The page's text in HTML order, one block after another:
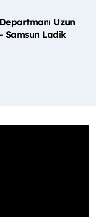
Uzun
Samsun Ladik